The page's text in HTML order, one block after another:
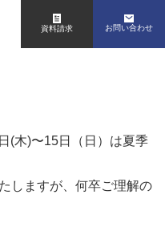
資料請求 お問い合わせ
(木)〜15日（日）は夏季
しますが、何卒ご理解の